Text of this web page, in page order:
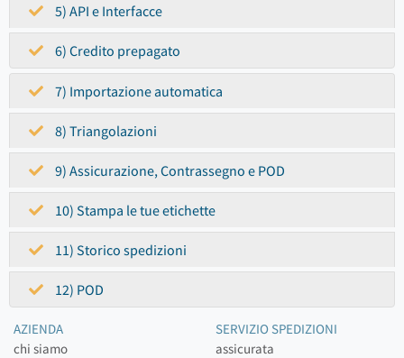
5) API e Interfacce
6) Credito prepagato
7) Importazione automatica
8) Triangolazioni
9) Assicurazione, Contrassegno e POD
10) Stampa le tue etichette
11) Storico spedizioni
12) POD
AZIENDA
chi siamo
SERVIZIO SPEDIZIONI
assicurata